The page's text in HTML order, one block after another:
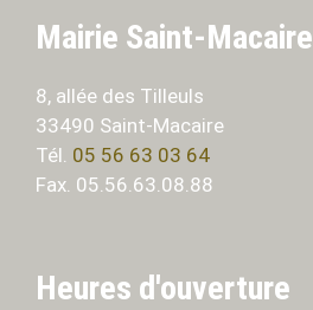
Mairie Saint-Macaire
8, allée des Tilleuls
33490 Saint-Macaire
Tél. 05 56 63 03 64
Fax. 05.56.63.08.88
Heures d'ouverture